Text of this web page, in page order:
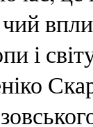
і